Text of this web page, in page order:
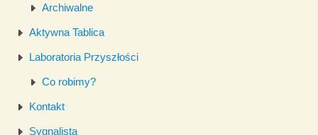
Archiwalne
Aktywna Tablica
Laboratoria Przyszłości
Co robimy?
Kontakt
Sygnalista